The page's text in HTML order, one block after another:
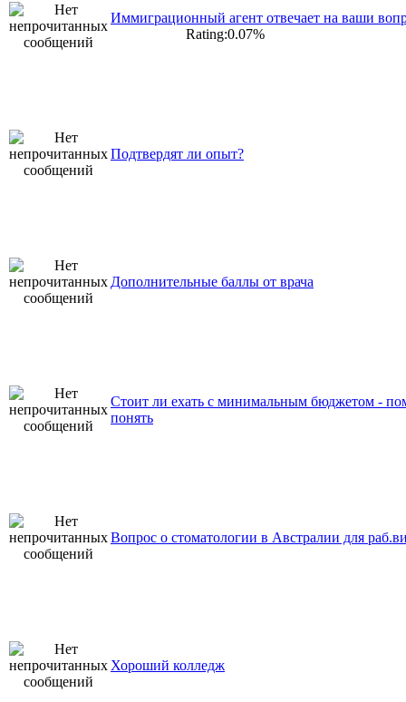
Иммиграционный агент отвечает на ваши
Rating:0.07%
Подтвердят ли опыт?
Дополнительные баллы от врача
Стоит ли ехать с минимальным бюджетом -
понять
Вопрос о стоматологии в Австралии для
Хороший колледж